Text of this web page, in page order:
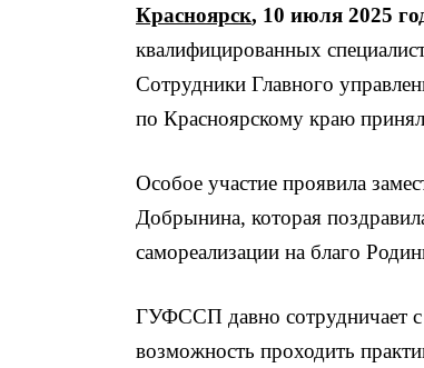
Красноярск, 10 июля 2025
квалифицированных
Сотрудники Главного
по Красноярскому краю
Особое участие проявила
Добрынина, которая
самореализации на благо
ГУФССП давно сотрудничает с
возможность проходить